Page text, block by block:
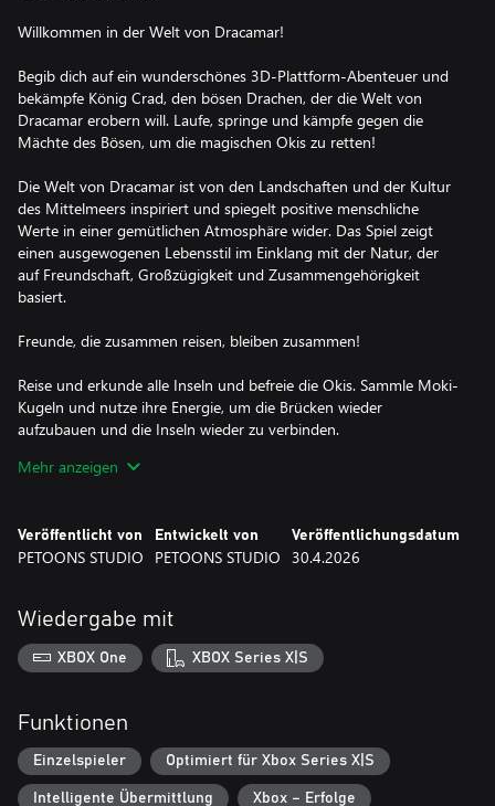
Willkommen in der Welt von Dracamar!
Begib dich auf ein wunderschönes 3D-Plattform-Abenteuer und
bekämpfe König Crad, den bösen Drachen, der die Welt von
Dracamar erobern will. Laufe, springe und kämpfe gegen die
Mächte des Bösen, um die magischen Okis zu retten!
Die Welt von Dracamar ist von den Landschaften und der Kultur
des Mittelmeers inspiriert und spiegelt positive menschliche
Werte in einer gemütlichen Atmosphäre wider. Das Spiel zeigt
einen ausgewogenen Lebensstil im Einklang mit der Natur, der
auf Freundschaft, Großzügigkeit und Zusammengehörigkeit
basiert.
Freunde, die zusammen reisen, bleiben zusammen!
Reise und erkunde alle Inseln und befreie die Okis. Sammle Moki-
Kugeln und nutze ihre Energie, um die Brücken wieder
aufzubauen und die Inseln wieder zu verbinden.
Von den sonnigen Küsten des Mittelmeers bis zu den hohen
Helden gibt es in allen Formen und Größen!
Lerne Iko kennen – einen ganz besonderen Oki. Er begleitet dich
auf deinen Abenteuern und hilft dir mit seinen magischen
Kräften, König Crad zu besiegen.
das Spiel ist auch auf Katalanisch spielbar!
Eine Produktion von 3Cat in Zusammenarbeit mit Petoons Studio
Mehr anzeigen
Veröffentlicht von
PETOONS STUDIO
Entwickelt von
PETOONS STUDIO
Veröffentlichungsdatum
30.4.2026
Wiedergabe mit
XBOX One XBOX Series X|S
Funktionen
Einzelspieler Optimiert für Xbox Series X|S
Intelligente Übermittlung Xbox – Erfolge